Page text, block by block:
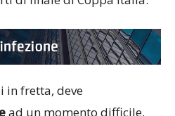
in fretta, deve